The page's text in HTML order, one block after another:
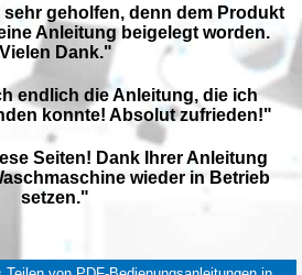
geholfen, denn dem Produkt
Anleitung beigelegt worden.
Vielen Dank."
endlich die Anleitung, die ich
konnte! Absolut zufrieden!"
Seiten! Dank Ihrer Anleitung
wieder in Betrieb
setzen."